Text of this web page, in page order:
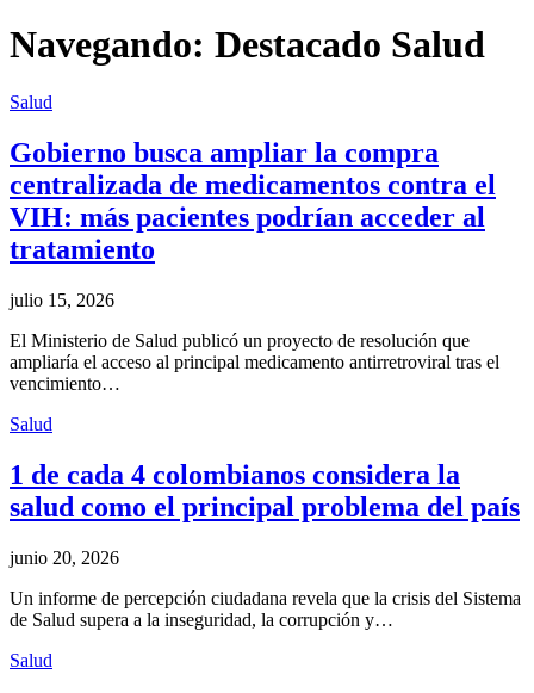
Navegando: Destacado Salud
Salud
Gobierno busca ampliar la compra
centralizada de medicamentos contra el
VIH: más pacientes podrían acceder al
tratamiento
julio 15, 2026
El Ministerio de Salud publicó un proyecto de resolución que
ampliaría el acceso al principal medicamento antirretroviral tras el
vencimiento…
Salud
1 de cada 4 colombianos considera la
salud como el principal problema del país
junio 20, 2026
Un informe de percepción ciudadana revela que la crisis del Sistema
de Salud supera a la inseguridad, la corrupción y…
Salud